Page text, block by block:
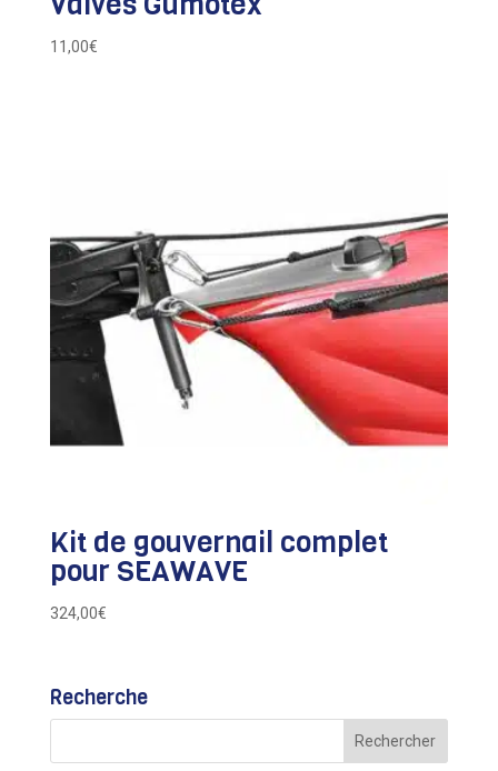
11,00€
Kit de gouvernail complet
pour SEAWAVE
324,00€
Recherche